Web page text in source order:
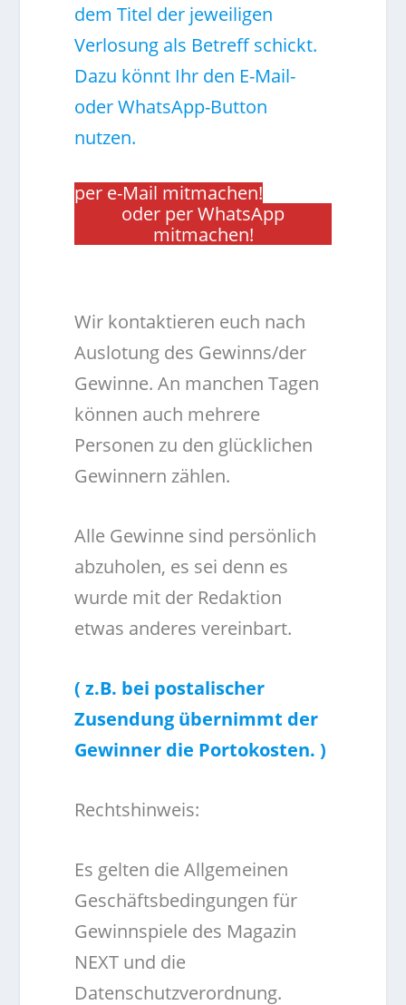
dem Titel der jeweiligen
Verlosung als Betreff schickt.
Dazu könnt Ihr den E-Mail-
oder WhatsApp-Button
nutzen.
per e-Mail mitmachen!
oder per WhatsApp
mitmachen!
Wir kontaktieren euch nach
Auslotung des Gewinns/der
Gewinne. An manchen Tagen
können auch mehrere
Personen zu den glücklichen
Gewinnern zählen.
Alle Gewinne sind persönlich
abzuholen, es sei denn es
wurde mit der Redaktion
etwas anderes vereinbart.
( z.B. bei postalischer
Zusendung übernimmt der
Gewinner die Portokosten. )
Rechtshinweis:
Es gelten die Allgemeinen
Geschäftsbedingungen für
Gewinnspiele des Magazin
NEXT und die
Datenschutzverordnung.